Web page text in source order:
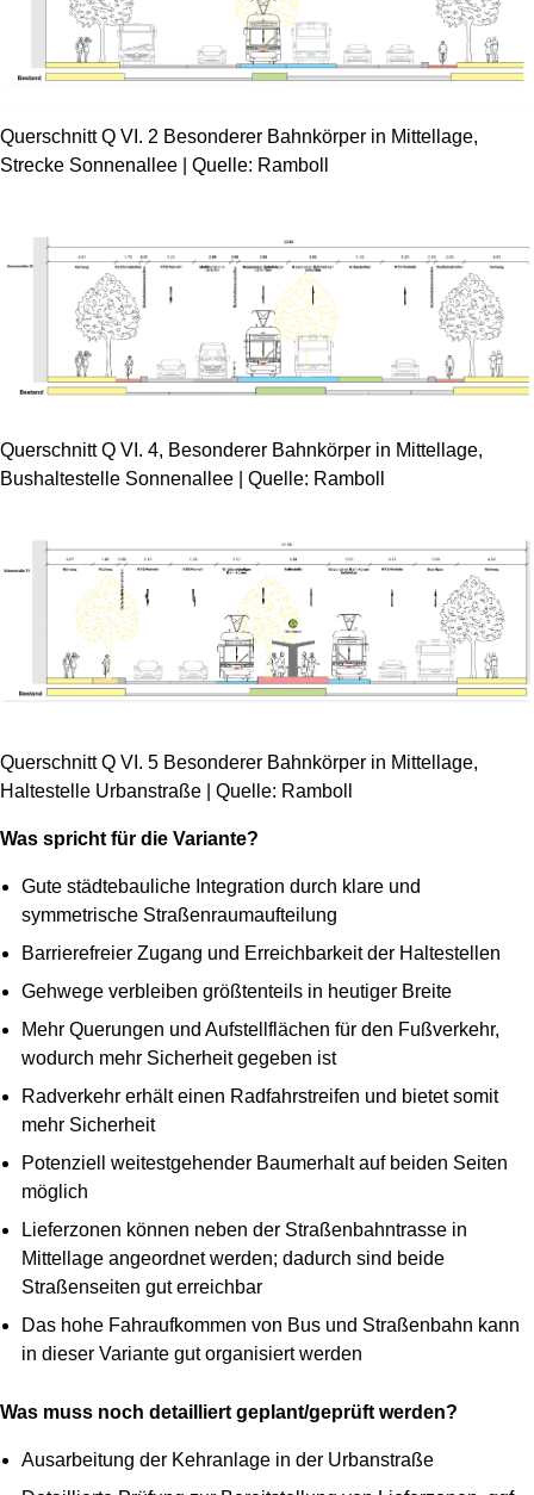
Querschnitt Q VI. 2 Besonderer Bahnkörper in Mittellage,
Strecke Sonnenallee | Quelle: Ramboll
Querschnitt Q VI. 4, Besonderer Bahnkörper in Mittellage,
Bushaltestelle Sonnenallee | Quelle: Ramboll
Querschnitt Q VI. 5 Besonderer Bahnkörper in Mittellage,
Haltestelle Urbanstraße | Quelle: Ramboll
Was spricht für die Variante?
Gute städtebauliche Integration durch klare und
symmetrische Straßenraumaufteilung
Barrierefreier Zugang und Erreichbarkeit der Haltestellen
Gehwege verbleiben größtenteils in heutiger Breite
Mehr Querungen und Aufstellflächen für den Fußverkehr,
wodurch mehr Sicherheit gegeben ist
Radverkehr erhält einen Radfahrstreifen und bietet somit
mehr Sicherheit
Potenziell weitestgehender Baumerhalt auf beiden Seiten
möglich
Lieferzonen können neben der Straßenbahntrasse in
Mittellage angeordnet werden; dadurch sind beide
Straßenseiten gut erreichbar
Das hohe Fahraufkommen von Bus und Straßenbahn kann
in dieser Variante gut organisiert werden
Was muss noch detailliert geplant/geprüft werden?
Ausarbeitung der Kehranlage in der Urbanstraße